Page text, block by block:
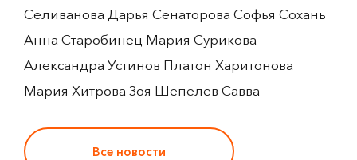
Селиванова Дарья Сенаторова Софья Сохань
Анна Старобинец Мария Сурикова
Александра Устинов Платон Харитонова
Мария Хитрова Зоя Шепелев Савва
Все новости